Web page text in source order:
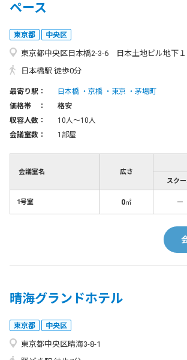
ペース
東京都 中央区
東京都中央区日本橋2-3-6 日本土地ビル地下
日本橋駅 徒歩0分
最寄り駅： 日本橋 京橋 東京
茅場町
価格帯 ：
格安
収容人数：
10人〜10人
会議室数：
1部屋
会議室名 広さ
スク
1号室 0㎡ －
晴海グランドホテル
東京都 中央区
東京都中央区晴海3-8-1